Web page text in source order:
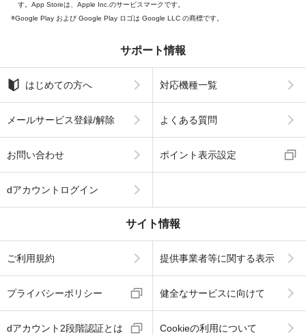
す。App Storeは、Apple Inc.のサービスマークです。
Google Play および Google Play ロゴは Google LLC の商標です。
サポート情報
はじめての方へ 対応機種一覧
メールサービス登録/解除 よくある質問
お問い合わせ ポイント表示設定
dアカウントログイン
サイト情報
ご利用規約 提供事業者等に関する表示
プライバシーポリシー 健全なサービスに向けて
dアカウント2段階認証とは Cookieの利用について